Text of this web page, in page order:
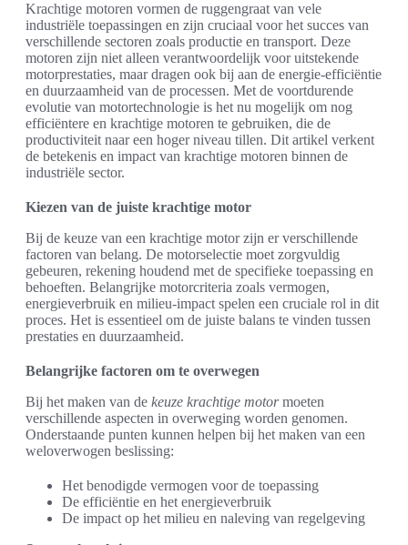
Krachtige motoren vormen de ruggengraat van vele
industriële toepassingen en zijn cruciaal voor het succes van
verschillende sectoren zoals productie en transport. Deze
motoren zijn niet alleen verantwoordelijk voor uitstekende
motorprestaties, maar dragen ook bij aan de energie-efficiëntie
en duurzaamheid van de processen. Met de voortdurende
evolutie van motortechnologie is het nu mogelijk om nog
efficiëntere en krachtige motoren te gebruiken, die de
productiviteit naar een hoger niveau tillen. Dit artikel verkent
de betekenis en impact van krachtige motoren binnen de
industriële sector.
Kiezen van de juiste krachtige motor
Bij de keuze van een krachtige motor zijn er verschillende
factoren van belang. De motorselectie moet zorgvuldig
gebeuren, rekening houdend met de specifieke toepassing en
behoeften. Belangrijke motorcriteria zoals vermogen,
energieverbruik en milieu-impact spelen een cruciale rol in dit
proces. Het is essentieel om de juiste balans te vinden tussen
prestaties en duurzaamheid.
Belangrijke factoren om te overwegen
Bij het maken van de keuze krachtige motormoeten
verschillende aspecten in overweging worden genomen.
Onderstaande punten kunnen helpen bij het maken van een
weloverwogen beslissing:
Het benodigde vermogen voor de toepassing
De efficiëntie en het energieverbruik
De impact op het milieu en naleving van regelgeving